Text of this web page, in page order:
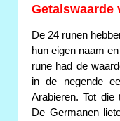
Getalswaarde
De 24 runen
hun eigen naam
rune had de
in de negende
Arabieren. Tot
De Germanen